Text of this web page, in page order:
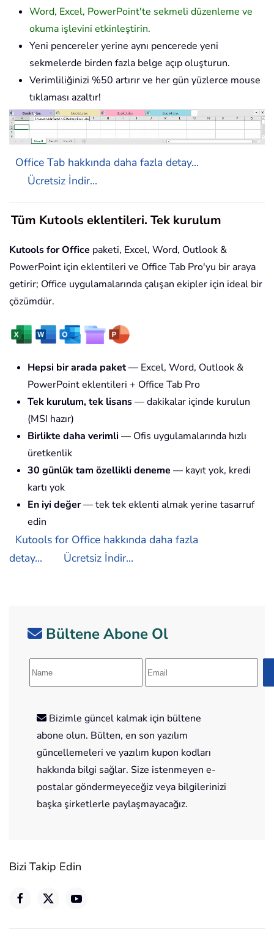
Word, Excel, PowerPoint'te sekmeli düzenleme ve
okuma işlevini etkinleştirin.
Yeni pencereler yerine aynı pencerede yeni
sekmelerde birden fazla belge açıp oluşturun.
Verimliliğinizi %50 artırır ve her gün yüzlerce mouse
tıklaması azaltır!
Office Tab hakkında daha fazla detay...
Ücretsiz İndir...
Tüm Kutools eklentileri. Tek kurulum
Kutools for Office paketi, Excel, Word, Outlook &
PowerPoint için eklentileri ve Office Tab Pro'yu bir araya
getirir; Office uygulamalarında çalışan ekipler için ideal bir
çözümdür.
Hepsi bir arada paket— Excel, Word, Outlook &
PowerPoint eklentileri + Office Tab Pro
Tek kurulum, tek lisans— dakikalar içinde kurulun
(MSI hazır)
Birlikte daha verimli — Ofis uygulamalarında hızlı
üretkenlik
30 günlük tam özellikli deneme — kayıt yok, kredi
kartı yok
En iyi değer— tek tek eklenti almak yerine tasarruf
edin
Kutools for Office hakkında daha fazla
detay...
Ücretsiz İndir...
Bültene Abone Ol
Bizimle güncel kalmak için bültene
abone olun. Bülten, en son yazılım
güncellemeleri ve yazılım kupon kodları
hakkında bilgi sağlar. Size istenmeyen e-
postalar göndermeyeceğiz veya bilgilerinizi
başka şirketlerle paylaşmayacağız.
Bizi Takip Edin